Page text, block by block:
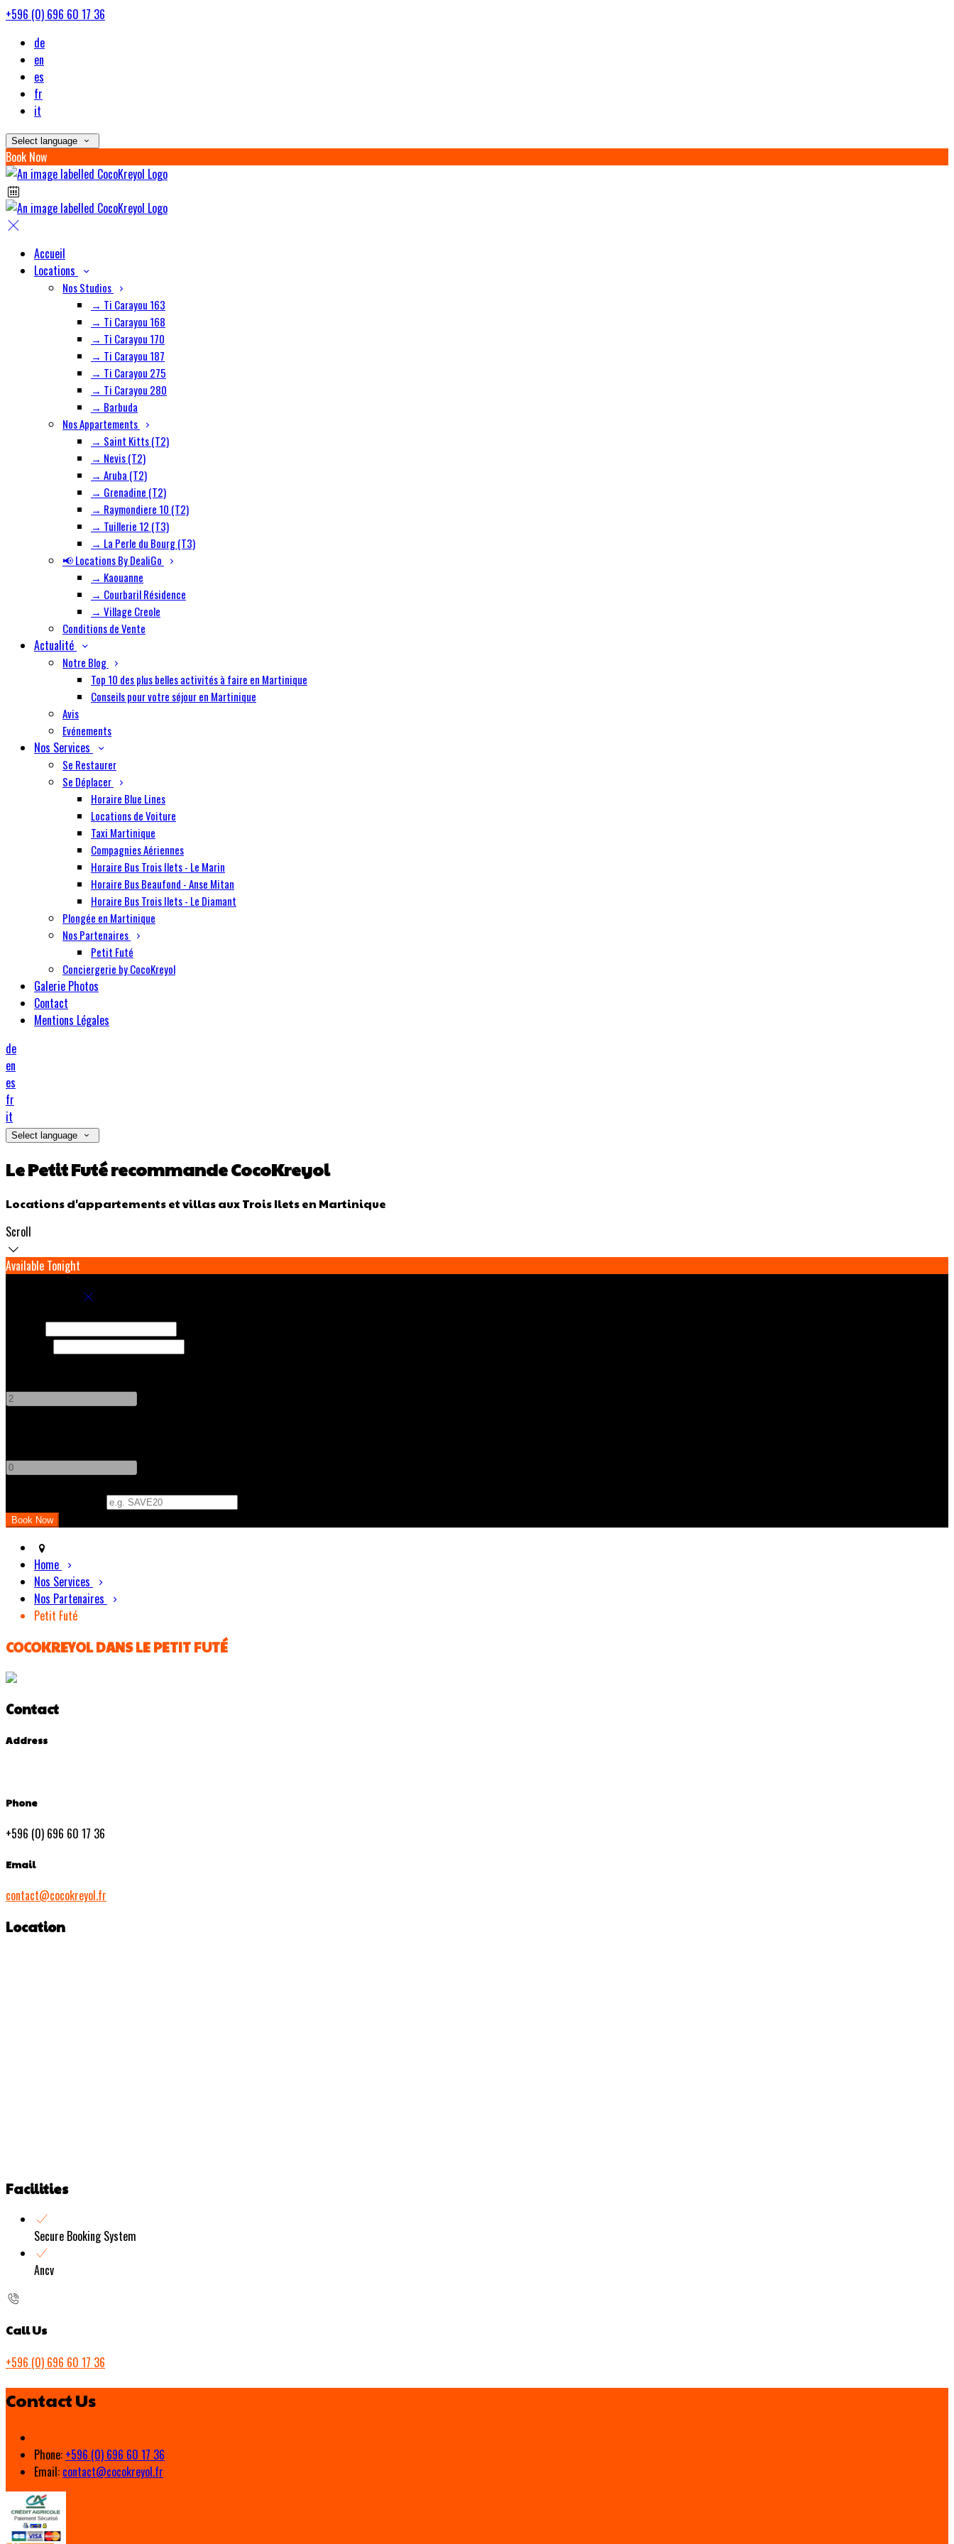
+596 (0) 696 60 17 36
de
en
es
fr
it
Select language
Book Now
Accueil
Locations
Nos Studios
→ Ti Carayou 163
→ Ti Carayou 168
→ Ti Carayou 170
→ Ti Carayou 187
→ Ti Carayou 275
→ Ti Carayou 280
→ Barbuda
Nos Appartements
→ Saint Kitts (T2)
→ Nevis (T2)
→ Aruba (T2)
→ Grenadine (T2)
→ Raymondiere 10 (T2)
→ Tuillerie 12 (T3)
→ La Perle du Bourg (T3)
📢 Locations By DealiGo
→ Kaouanne
→ Courbaril Résidence
→ Village Creole
Conditions de Vente
Actualité
Notre Blog
Top 10 des plus belles activités à faire en Martinique
Conseils pour votre séjour en Martinique
Avis
Evénements
Nos Services
Se Restaurer
Se Déplacer
Horaire Blue Lines
Locations de Voiture
Taxi Martinique
Compagnies Aériennes
Horaire Bus Trois Ilets - Le Marin
Horaire Bus Beaufond - Anse Mitan
Horaire Bus Trois Ilets - Le Diamant
Plongée en Martinique
Nos Partenaires
Petit Futé
Conciergerie by CocoKreyol
Galerie Photos
Contact
Mentions Légales
de
en
es
fr
it
Select language
Le Petit Futé recommande CocoKreyol
Locations d'appartements et villas aux Trois Ilets en Martinique
Scroll
Available Tonight
Home
Nos Services
Nos Partenaires
Petit Futé
COCOKREYOL DANS LE PETIT FUTÉ
Contact
Address
Phone
+596 (0) 696 60 17 36
Email
contact@cocokreyol.fr
Location
Facilities
Secure Booking System
Ancv
Call Us
+596 (0) 696 60 17 36
Contact Us
Phone: +596 (0) 696 60 17 36
Email: contact@cocokreyol.fr